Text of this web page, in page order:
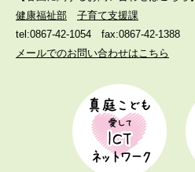
健康福祉部
子育て支援課
tel:0867-42-1054
fax:0867-42-1388
メールでのお問い合わせはこちら